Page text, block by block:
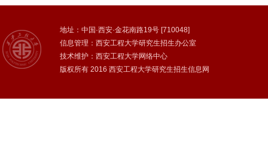
地址：中国·西安·金花南路19号 [710048]
信息管理：西安工程大学研究生招生办公室
技术维护：西安工程大学网络中心
版权所有 2016 西安工程大学研究生招生信息网